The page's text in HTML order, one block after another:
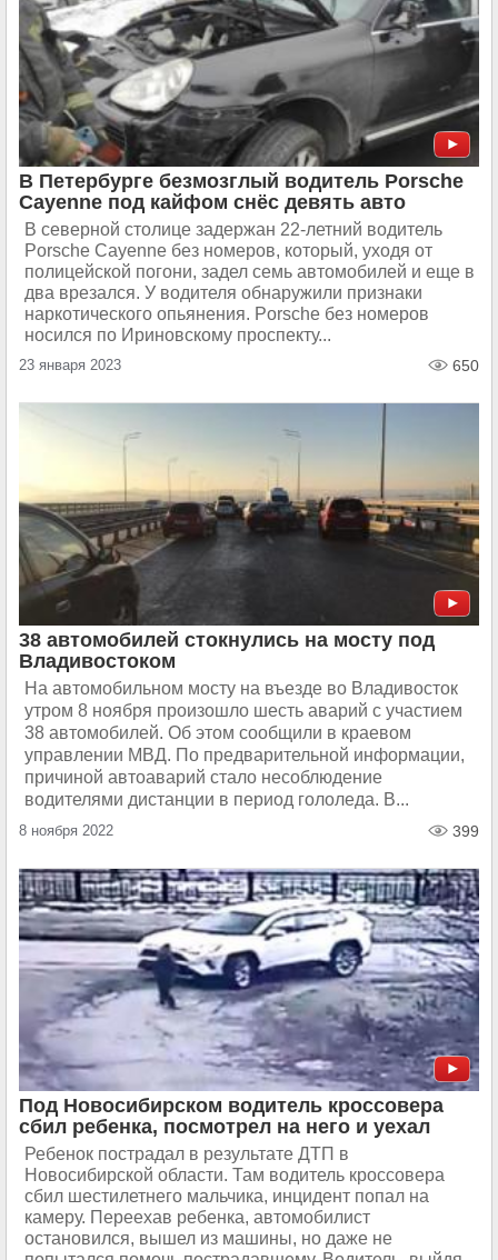
В Петербурге безмозглый водитель Porsche
Cayenne под кайфом снёс девять авто
В северной столице задержан 22-летний водитель
Porsche Cayenne без номеров, который, уходя от
полицейской погони, задел семь автомобилей и еще в
два врезался. У водителя обнаружили признаки
наркотического опьянения. Porsche без номеров
носился по Ириновскому проспекту...
23 января 2023 650
38 автомобилей стокнулись на мосту под
Владивостоком
На автомобильном мосту на въезде во Владивосток
утром 8 ноября произошло шесть аварий с участием
38 автомобилей. Об этом сообщили в краевом
управлении МВД. По предварительной информации,
причиной автоаварий стало несоблюдение
водителями дистанции в период гололеда. В...
8 ноября 2022 399
Под Новосибирском водитель кроссовера
сбил ребенка, посмотрел на него и уехал
Ребенок пострадал в результате ДТП в
Новосибирской области. Там водитель кроссовера
сбил шестилетнего мальчика, инцидент попал на
камеру. Переехав ребенка, автомобилист
остановился, вышел из машины, но даже не